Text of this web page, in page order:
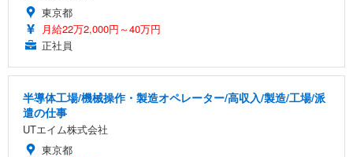
東京都
月給22万2,000円～40万円
正社員
半導体工場/機械操作・製造オペレーター/高収入/製造/工場/派
遣の仕事
UTエイム株式会社
東京都